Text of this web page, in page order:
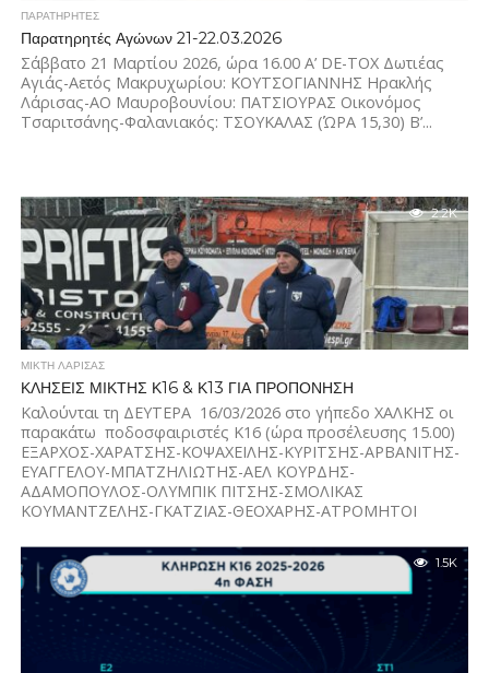
ΠΑΡΑΤΗΡΗΤΕΣ
Παρατηρητές Αγώνων 21-22.03.2026
Σάββατο 21 Μαρτίου 2026, ώρα 16.00 Α’ DE-TOX Δωτιέας
Αγιάς-Αετός Μακρυχωρίου: KOYTΣΟΓΙΑΝΝΗΣ Ηρακλής
Λάρισας-ΑΟ Μαυροβουνίου: ΠΑΤΣΙΟΥΡΑΣ Οικονόμος
Τσαριτσάνης-Φαλανιακός: ΤΣΟΥΚΑΛΑΣ (ΏΡΑ 15,30) Β’...
2.2K
ΜΙΚΤΗ ΛΑΡΙΣΑΣ
ΚΛΗΣΕΙΣ ΜΙΚΤΗΣ Κ16 & Κ13 ΓΙΑ ΠΡΟΠΟΝΗΣΗ
Καλούνται τη ΔΕΥΤΕΡΑ 16/03/2026 στο γήπεδο ΧΑΛΚΗΣ οι
παρακάτω ποδοσφαιριστές Κ16 (ώρα προσέλευσης 15.00)
ΕΞΑΡΧΟΣ-ΧΑΡΑΤΣΗΣ-ΚΟΨΑΧΕΙΛΗΣ-ΚΥΡΙΤΣΗΣ-ΑΡΒΑΝΙΤΗΣ-
ΕΥΑΓΓΕΛΟΥ-ΜΠΑΤΖΗΛΙΩΤΗΣ-ΑΕΛ ΚΟΥΡΔΗΣ-
ΑΔΑΜΟΠΟΥΛΟΣ-ΟΛΥΜΠΙΚ ΠΙΤΣΗΣ-ΣΜΟΛΙΚΑΣ
ΚΟΥΜΑΝΤΖΕΛΗΣ-ΓΚΑΤΖΙΑΣ-ΘΕΟΧΑΡΗΣ-ΑΤΡΟΜΗΤΟΙ
ΤΣΟΥΡΑΚΗΣ–ΗΡΑΚΛΗΣ ΛΑΡΙΣΑΣ ΣΑΛΕΛΛΑΡΙΟΥ-ΔΗΜΗΤΡΑ
ΓΙΑΝΝΟΥΛΗΣ...
1.5K